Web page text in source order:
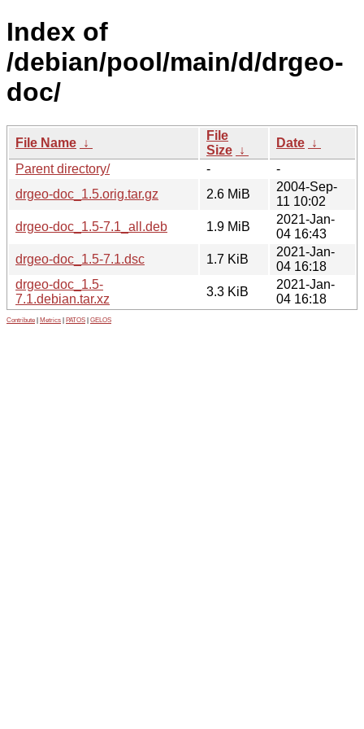
Index of
/debian/pool/main/d/drgeo-
doc/
File Name ↓
File
Size ↓
Date ↓
Parent directory/
-
-
drgeo-doc_1.5.orig.tar.gz
2.6 MiB
2004-Sep-
11 10:02
drgeo-doc_1.5-7.1_all.deb
1.9 MiB
2021-Jan-
04 16:43
drgeo-doc_1.5-7.1.dsc
1.7 KiB
2021-Jan-
04 16:18
drgeo-doc_1.5-
7.1.debian.tar.xz
3.3 KiB
2021-Jan-
04 16:18
Contribute Metrics PATOS GELOS